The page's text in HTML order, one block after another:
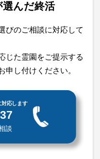
んだ終活
びのご相談に対応して
じた霊園をご提示する
申し付けください。
応します
談